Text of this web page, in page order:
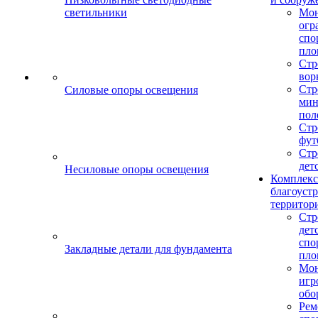
светильники
Силовые опоры освещения
Несиловые опоры освещения
Закладные детали для фундамента